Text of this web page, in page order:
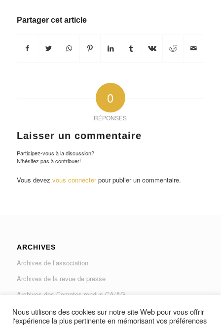
Partager cet article
0
RÉPONSES
Laisser un commentaire
Participez-vous à la discussion?
N'hésitez pas à contribuer!
Vous devez vous connecterpour publier un commentaire.
ARCHIVES
Archives de l’association
Archives de la revue de presse
Archives des Comptes rendus CA/AG
Archives du Journal « Traverse »
Nous utilisons des cookies sur notre site Web pour vous offrir
l'expérience la plus pertinente en mémorisant vos préférences